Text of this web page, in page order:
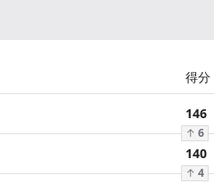
得分
146
↑ 6
140
↑ 4